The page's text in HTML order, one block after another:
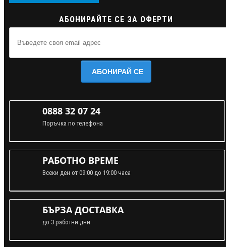
АБОНИРАЙТЕ СЕ ЗА ОФЕРТИ
АБОНИРАЙ СЕ
0888 32 07 24
Поръчка по телефона
РАБОТНО ВРЕМЕ
Всеки ден от 09:00 до 19:00 часа
БЪРЗА ДОСТАВКА
до 3 работни дни